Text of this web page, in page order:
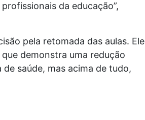
da educação”,
pela retomada das aulas. Ele
demonstra uma redução
saúde, mas acima de tudo,